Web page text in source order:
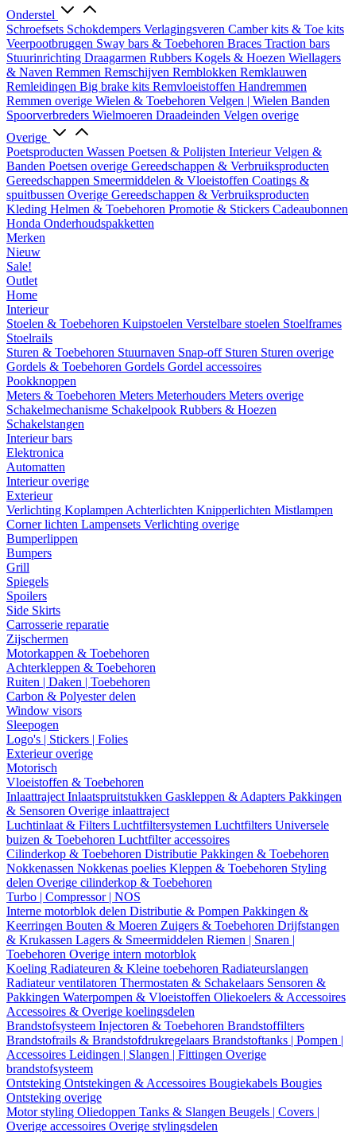
Onderstel
Schroefsets Schokdempers Verlagingsveren Camber kits & Toe kits
Veerpootbruggen Sway bars & Toebehoren Braces Traction bars
Stuurinrichting Draagarmen Rubbers Kogels & Hoezen Wiellagers
& Naven Remmen Remschijven Remblokken Remklauwen
Remleidingen Big brake kits Remvloeistoffen Handremmen
Remmen overige Wielen & Toebehoren Velgen | Wielen Banden
Spoorverbreders Wielmoeren Draadeinden Velgen overige
Overige
Poetsproducten Wassen Poetsen & Polijsten InterieurVelgen &
Banden Poetsen overige Gereedschappen & Verbruiksproducten
Gereedschappen Smeermiddelen & Vloeistoffen Coatings &
spuitbussen Overige Gereedschappen & Verbruiksproducten
Kleding Helmen & Toebehoren Promotie & Stickers Cadeaubonnen
Honda Onderhoudspakketten
Merken
Nieuw
Sale!
Outlet
Home
Interieur
Stoelen & Toebehoren Kuipstoelen Verstelbare stoelen Stoelframes
Stoelrails
Sturen & Toebehoren Stuurnaven Snap-off Sturen Sturen overige
Gordels & Toebehoren Gordels Gordel accessoires
Pookknoppen
Meters & Toebehoren Meters Meterhouders Meters overige
Schakelmechanisme Schakelpook Rubbers & Hoezen
Schakelstangen
Interieur bars
Elektronica
Automatten
Interieur overige
Exterieur
Verlichting Koplampen Achterlichten Knipperlichten Mistlampen
Corner lichten Lampensets Verlichting overige
Bumperlippen
Bumpers
Grill
Spiegels
Spoilers
Side Skirts
Carrosserie reparatie
Zijschermen
Motorkappen & Toebehoren
Achterkleppen & Toebehoren
Ruiten | Daken | Toebehoren
Carbon & Polyester delen
Window visors
Sleepogen
Logo's | Stickers | Folies
Exterieur overige
Motorisch
Vloeistoffen & Toebehoren
Inlaattraject Inlaatspruitstukken Gaskleppen & Adapters Pakkingen
& Sensoren Overige inlaattraject
Luchtinlaat & Filters Luchtfiltersystemen Luchtfilters Universele
buizen & Toebehoren Luchtfilter accessoires
Cilinderkop & Toebehoren Distributie Pakkingen & Toebehoren
Nokkenassen Nokkenas poelies Kleppen & Toebehoren Styling
delen Overige cilinderkop & Toebehoren
Turbo | Compressor | NOS
Interne motorblok delen Distributie & Pompen Pakkingen &
Keerringen Bouten & Moeren Zuigers & Toebehoren Drijfstangen
& Krukassen Lagers & Smeermiddelen Riemen | Snaren |
Toebehoren Overige intern motorblok
Koeling Radiateuren & Kleine toebehoren Radiateurslangen
Radiateur ventilatoren Thermostaten & Schakelaars Sensoren &
Pakkingen Waterpompen & Vloeistoffen Oliekoelers & Accessoires
Accessoires & Overige koelingsdelen
Brandstofsysteem Injectoren & Toebehoren Brandstoffilters
Brandstofrails & Brandstofdrukregelaars Brandstoftanks | Pompen |
Accessoires Leidingen | Slangen | Fittingen Overige
brandstofsysteem
Ontsteking Ontstekingen & Accessoires Bougiekabels Bougies
Ontsteking overige
Motor styling Oliedoppen Tanks & Slangen Beugels | Covers |
Overige accessoires Overige stylingsdelen